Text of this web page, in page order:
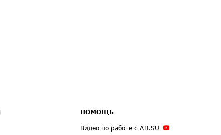
ПОМОЩЬ
Видео по работе с ATI.SU